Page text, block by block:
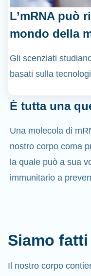
L’mRNA può
mondo della
Gli scenziati
basati sulla
È tutta una
Una molecola di
nostro corpo coma
la quale può a sua
immunitario a
Siamo
Il nostro corpo